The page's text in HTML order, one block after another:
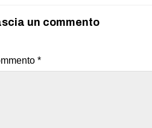
un commento
*